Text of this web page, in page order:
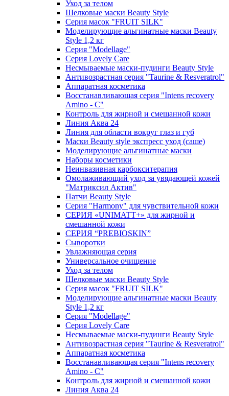
Уход за телом
Шелковые маски Beauty Style
Серия масок "FRUIT SILK"
Моделирующие альгинатные маски Beauty
Style 1,2 кг
Серия "Modellage"
Cерия Lovely Care
Несмываемые маски-пудинги Beauty Style
Антивозрастная серия "Taurine & Resveratrol"
Аппаратная косметика
Восстанавливающая серия "Intens recovery
Amino - C"
Контроль для жирной и смешанной кожи
Линия Аква 24
Линия для области вокруг глаз и губ
Маски Beauty style экспресс уход (саше)
Моделирующие альгинатные маски
Наборы косметики
Неинвазивная карбокситерапия
Омолаживающий уход за увядающей кожей
"Матриксил Актив"
Патчи Beauty Style
Серия "Harmony" для чувствительной кожи
СЕРИЯ «UNIMATT+» для жирной и
смешанной кожи
СЕРИЯ “PREBIOSKIN”
Сыворотки
Увлажняющая серия
Универсальное очищение
Уход за телом
Шелковые маски Beauty Style
Серия масок "FRUIT SILK"
Моделирующие альгинатные маски Beauty
Style 1,2 кг
Серия "Modellage"
Cерия Lovely Care
Несмываемые маски-пудинги Beauty Style
Антивозрастная серия "Taurine & Resveratrol"
Аппаратная косметика
Восстанавливающая серия "Intens recovery
Amino - C"
Контроль для жирной и смешанной кожи
Линия Аква 24